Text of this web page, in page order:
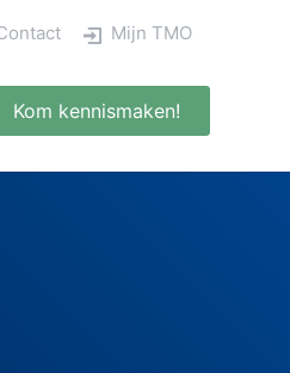
Mijn TMO
Kom kennismaken!